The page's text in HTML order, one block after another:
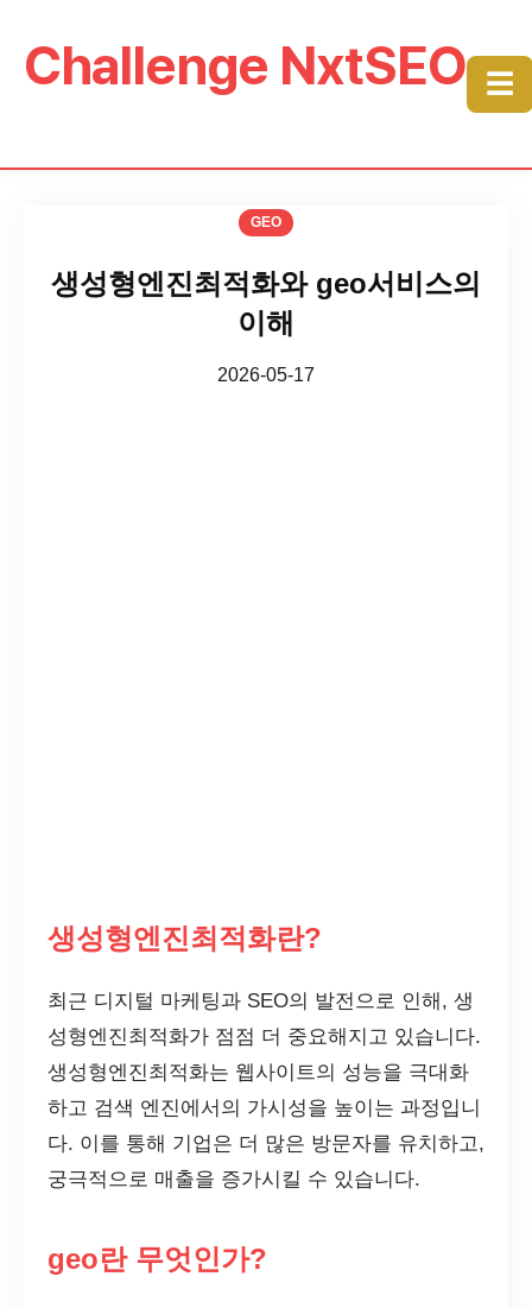
Challenge NxtSEO ☰
GEO
생성형엔진최적화와 geo서비스의
이해
2026-05-17
생성형엔진최적화란?
최근 디지털 마케팅과 SEO의 발전으로 인해, 생
성형엔진최적화가 점점 더 중요해지고 있습니다.
생성형엔진최적화는 웹사이트의 성능을 극대화
하고 검색 엔진에서의 가시성을 높이는 과정입니
다. 이를 통해 기업은 더 많은 방문자를 유치하고,
궁극적으로 매출을 증가시킬 수 있습니다.
geo란 무엇인가?